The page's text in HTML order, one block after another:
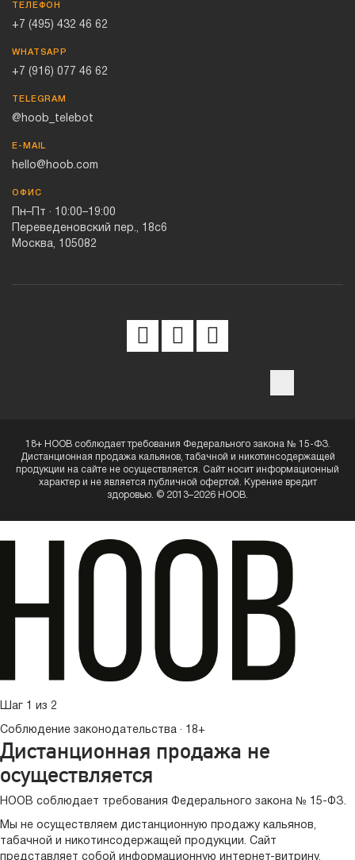
ТЕЛЕФОН
+7 (495) 432 46 62
WHATSAPP
+7 (916) 077 46 62
TELEGRAM
@hoob_telebot
E-MAIL
hello@hoob.com
ОФИС
Пн–Пт · 10:00–19:00
Переведеновский пер., 18с6
Москва, 105082
18+ HOOB соблюдает требования Федерального закона № 15-ФЗ.
Дистанционная продажа кальянов, табачной и никотинсодержащей
продукции на сайте не осуществляется. Сайт носит информационный
характер и не является публичной офертой. Курение вредит
здоровью. © 2013–2026 HOOB.
Шаг 1 из 2
Соблюдение законодательства · 18+
Дистанционная продажа не
осуществляется
HOOB соблюдает требования Федерального закона № 15-ФЗ.
Мы не осуществляем дистанционную продажу кальянов,
табачной и никотинсодержащей продукции. Сайт
представляет собой информационную интернет-витрину.